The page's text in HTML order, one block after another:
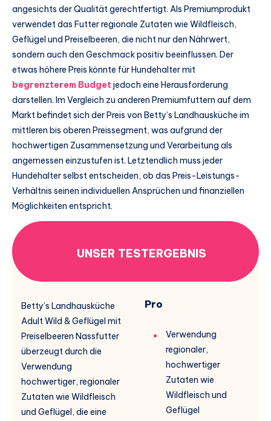
angesichts der Qualität gerechtfertigt. Als Premiumprodukt
verwendet das Futter regionale Zutaten wie Wildfleisch,
Geflügel und Preiselbeeren, die nicht nur den Nährwert,
sondern auch den Geschmack positiv beeinflussen. Der
etwas höhere Preis könnte für Hundehalter mit
begrenzterem Budget jedoch eine Herausforderung
darstellen. Im Vergleich zu anderen Premiumfuttern auf dem
Markt befindet sich der Preis von Betty’s Landhausküche im
mittleren bis oberen Preissegment, was aufgrund der
hochwertigen Zusammensetzung und Verarbeitung als
angemessen einzustufen ist. Letztendlich muss jeder
Hundehalter selbst entscheiden, ob das Preis-Leistungs-
Verhältnis seinen individuellen Ansprüchen und finanziellen
Möglichkeiten entspricht.
UNSER TESTERGEBNIS
Betty’s Landhausküche
Adult Wild & Geflügel mit
Preiselbeeren Nassfutter
überzeugt durch die
Verwendung
hochwertiger, regionaler
Zutaten wie Wildfleisch
und Geflügel, die eine
Pro
Verwendung
regionaler,
hochwertiger
Zutaten wie
Wildfleisch und
Geflügel